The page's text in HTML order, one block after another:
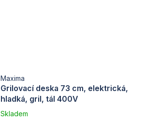
Grilovací deska 73 cm, elektrická,
hladká, gril, tál 400V
Maxima
Skladem